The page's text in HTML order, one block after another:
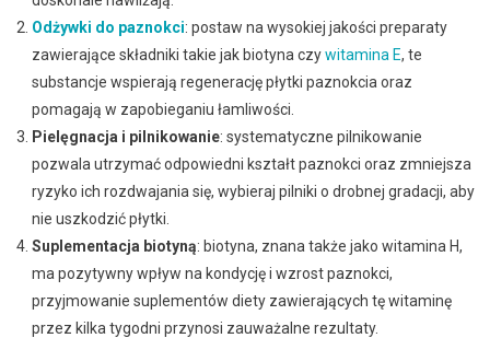
Odżywki do paznokci: postaw na wysokiej jakości preparaty
zawierające składniki takie jak biotyna czywitamina E, te
substancje wspierają regenerację płytki paznokcia oraz
pomagają w zapobieganiu łamliwości.
Pielęgnacja i pilnikowanie: systematyczne pilnikowanie
pozwala utrzymać odpowiedni kształt paznokci oraz zmniejsza
ryzyko ich rozdwajania się, wybieraj pilniki o drobnej gradacji, aby
nie uszkodzić płytki.
Suplementacja biotyną: biotyna, znana także jako witamina H,
ma pozytywny wpływ na kondycję i wzrost paznokci,
przyjmowanie suplementów diety zawierających tę witaminę
przez kilka tygodni przynosi zauważalne rezultaty.